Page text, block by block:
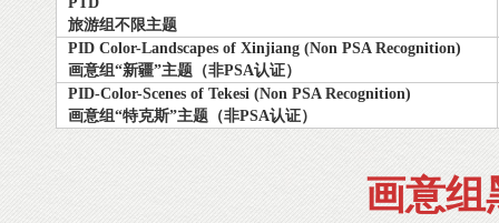
旅游组不限主题
PID Color-Landscapes of Xinjiang (Non PSA Recognition)
画意组“新疆”主题（非PSA认证）
PID-Color-Scenes of Tekesi (Non PSA Recognition)
画意组“特克斯”主题（非PSA认证）
画意组